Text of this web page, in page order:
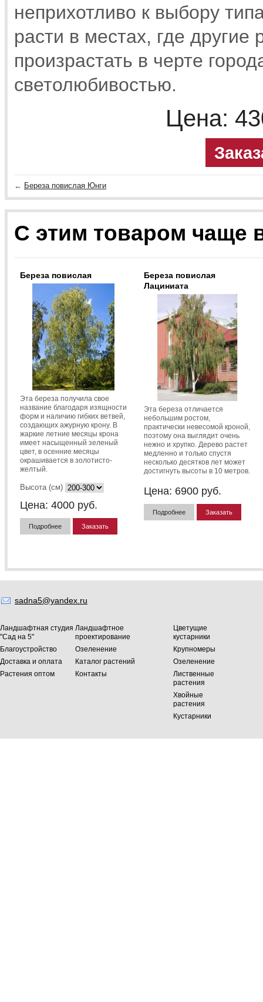
неприхотливо к выбору
расти в местах, где другие
произрастать в черте
светолюбивостью.
Цена:
← Береза повислая Юнги
С этим товаром чаще
Береза повислая
Эта береза получила свое
название благодаря изящности
форм и наличию гибких ветвей,
создающих ажурную крону. В
жаркие летние месяцы крона
имеет насыщенный зеленый
цвет, в осенние месяцы
окрашивается в золотисто-
желтый.
Высота (см)
Цена: 4000 руб.
Подробнее Заказать
Береза повислая
Лациниата
Эта береза отличается
небольшим ростом,
практически невесомой кроной,
поэтому она выглядит очень
нежно и хрупко. Дерево растет
медленно и только спустя
несколько десятков лет может
достигнуть высоты в 10 метров.
Цена: 6900 руб.
Подробнее Заказать
sadna5@yandex.ru
Ландшафтная студия
"Сад на 5"
Ландшафтное
проектирование
Благоустройство
Озеленение
Доставка и оплата
Каталог растений
Растения оптом
Контакты
Цветущие
кустарники
Крупномеры
Озеленение
Лиственные
растения
Хвойные
растения
Кустарники